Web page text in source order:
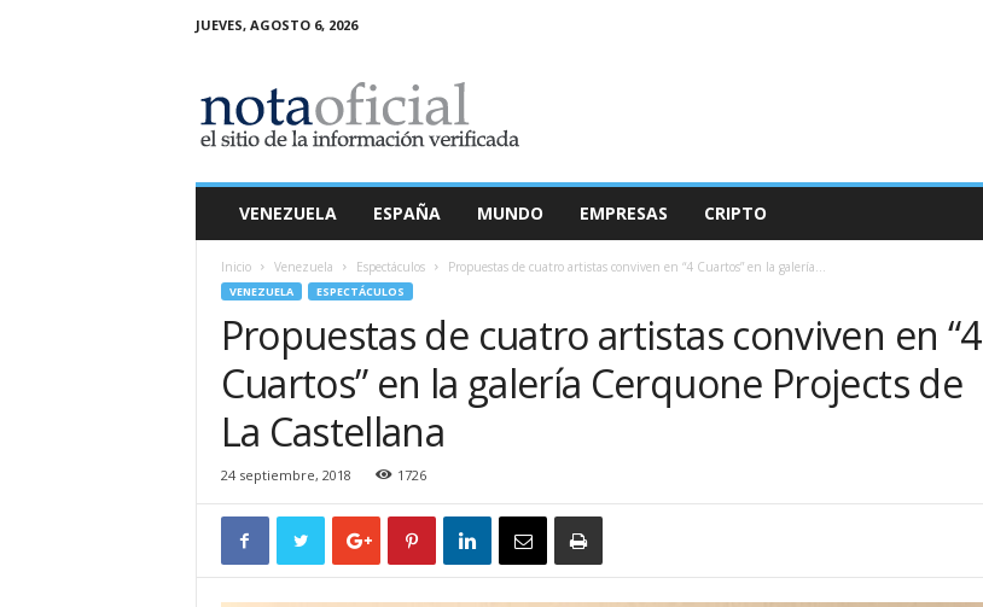
JUEVES, AGOSTO 6, 2026
a
O
VENEZUELA ESPAÑA MUNDO EMPRESAS CRIPTO
Inicio Venezuela Espectáculos Propuestas de cuatro artistas conviven en “4 Cuartos” en la galería...
VENEZUELA ESPECTÁCULOS
Propuestas de cuatro artistas conviven en “4
Cuartos” en la galería Cerquone Projects de
La Castellana
24 septiembre, 2018 1726